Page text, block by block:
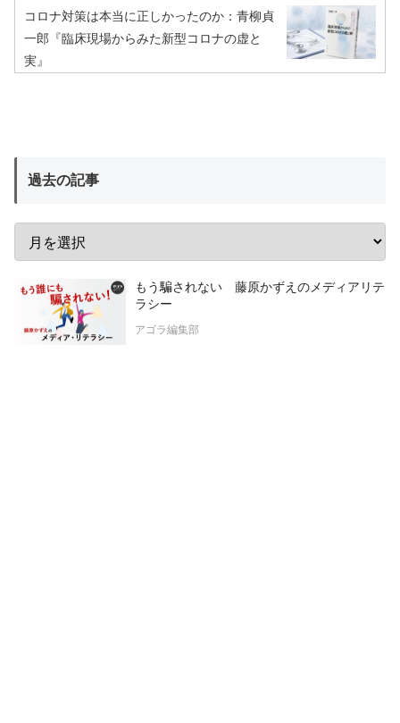
コロナ対策は本当に正しかったのか：青柳貞
一郎『臨床現場からみた新型コロナの虚と
実』
過去の記事
もう騙されない 藤原かずえのメディアリテ
ラシー
アゴラ編集部